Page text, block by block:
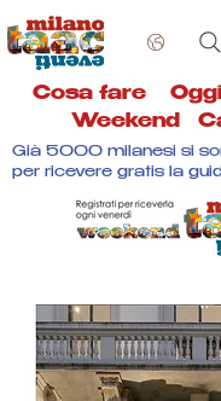
Cosa fare
Weekend
Già 5000 milanesi si
per ricevere gratis la